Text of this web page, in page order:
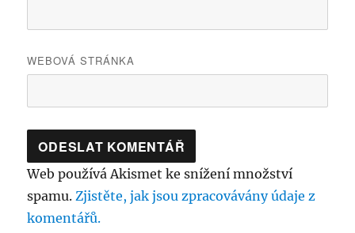
WEBOVÁ STRÁNKA
Web používá Akismet ke snížení množství
spamu.Zjistěte, jak jsou zpracovávány údaje z
komentářů.